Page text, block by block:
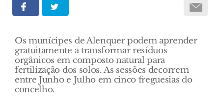
Os munícipes de Alenquer podem aprender
gratuitamente a transformar resíduos
orgânicos em composto natural para
fertilização dos solos. As sessões decorrem
entre Junho e Julho em cinco freguesias do
concelho.